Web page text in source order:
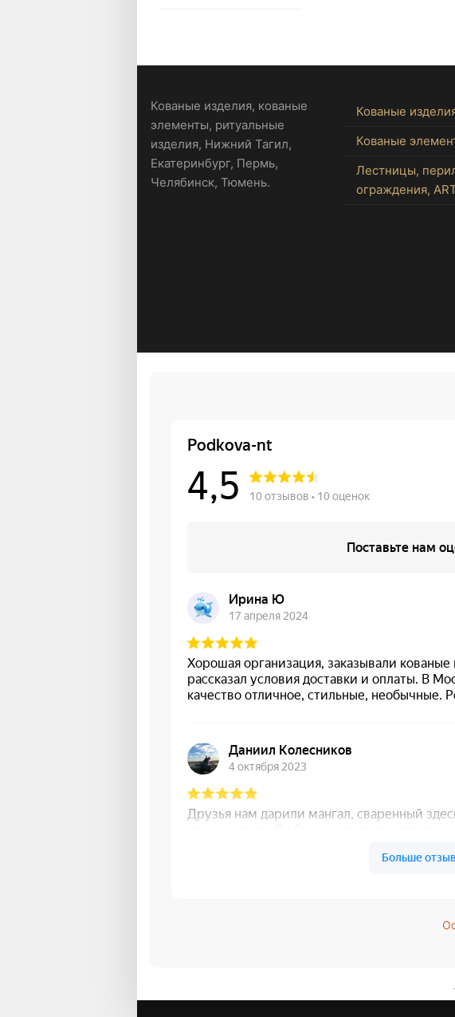
Кованые изделия, кованые
элементы, ритуальные
изделия, Нижний Тагил,
Екатеринбург, Пермь,
Челябинск, Тюмень.
Кованые
Кованые
Лестницы,
ограждения,